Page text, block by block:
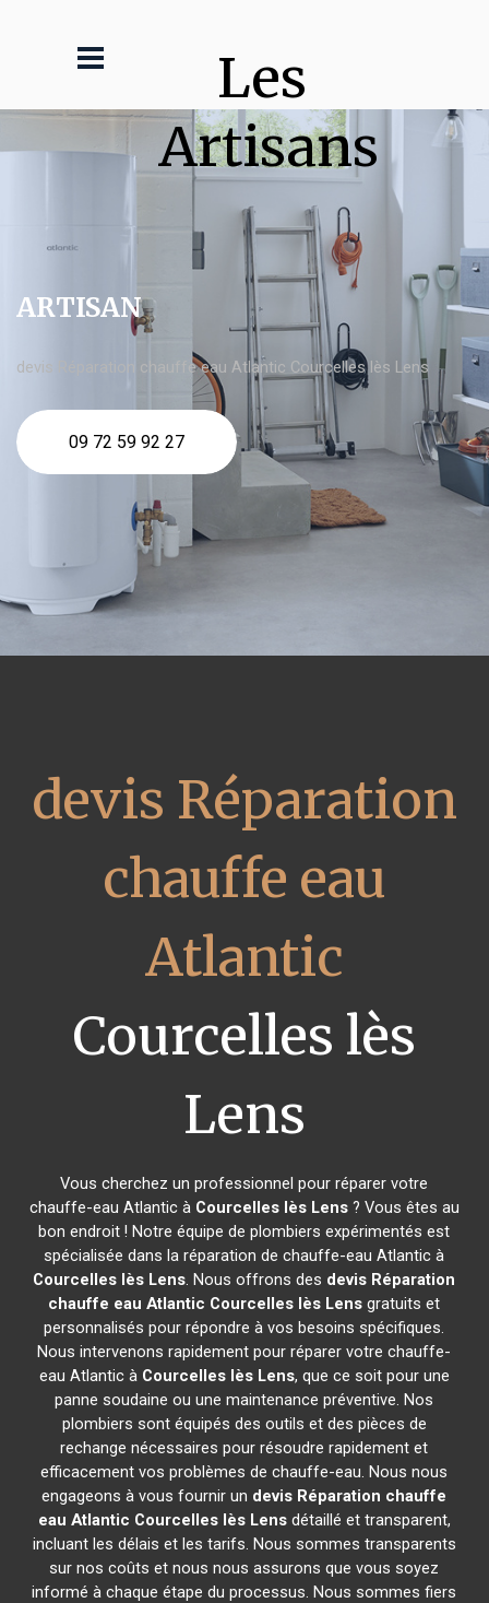
Les
Artisans
ARTISAN
devis Réparation chauffe eau Atlantic Courcelles lès Lens
09 72 59 92 27
devis Réparation
chauffe eau
Atlantic
Courcelles lès
Lens
Vous cherchez un professionnel pour réparer votre
chauffe-eau Atlantic à Courcelles lès Lens? Vous êtes au
bon endroit ! Notre équipe de plombiers expérimentés est
spécialisée dans la réparation de chauffe-eau Atlantic à
Courcelles lès Lens. Nous offrons des devis Réparation
chauffe eau Atlantic Courcelles lès Lens gratuits et
personnalisés pour répondre à vos besoins spécifiques.
Nous intervenons rapidement pour réparer votre chauffe-
eau Atlantic à Courcelles lès Lens, que ce soit pour une
panne soudaine ou une maintenance préventive. Nos
plombiers sont équipés des outils et des pièces de
rechange nécessaires pour résoudre rapidement et
efficacement vos problèmes de chauffe-eau. Nous nous
engageons à vous fournir un devis Réparation chauffe
eau Atlantic Courcelles lès Lensdétaillé et transparent,
incluant les délais et les tarifs. Nous sommes transparents
sur nos coûts et nous nous assurons que vous soyez
informé à chaque étape du processus. Nous sommes fiers